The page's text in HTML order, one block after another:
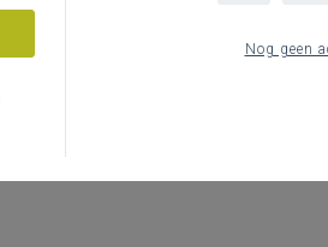
Nog geen